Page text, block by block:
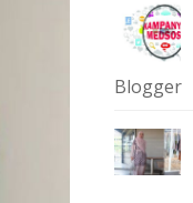
Blogger